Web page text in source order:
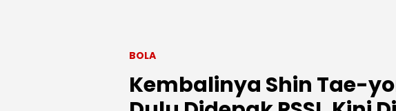
BOLA
Kembalinya Shin Tae-